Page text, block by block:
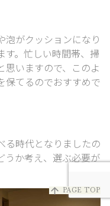
泡がクッションになり
。 忙しい時間帯、掃
いますので、 このよ
保てるのでおすすめで
る時代となりましたの
うか考え、選ぶ必要が
arrow_upward PAGE TOP